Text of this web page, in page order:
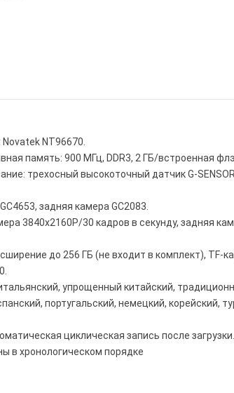
NT96670.
память: 900 МГц, DDR3, 2 ГБ/встроенная
трехосный высокоточный датчик G-
задняя камера GC2083.
3840x2160P/30 кадров в секунду, задняя
до 256 ГБ (не входит в комплект), TF-
упрощенный китайский,
португальский, немецкий, корейский,
циклическая запись после
в хронологическом порядке